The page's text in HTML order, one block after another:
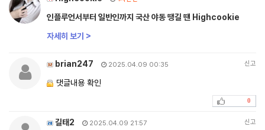
인플루언서부터 일반인까지 국산 야동 땡길 땐 Highcookie
자세히 보기 >
brian247 2025.04.09 00:35 신고
댓글내용 확인
0
길태2 2025.04.09 21:57 신고